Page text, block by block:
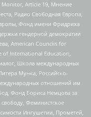
Monitor, Article 19, Мнение
Радио Свободная Европа,
Фонд имени Фридриха
гендерной демократии
American Councils for
of International Education,
Школа международных
Мунка, Российско-
отношений им
Фонд Бориса Немцова за
Феминистское
Ингушетии, Прометей,